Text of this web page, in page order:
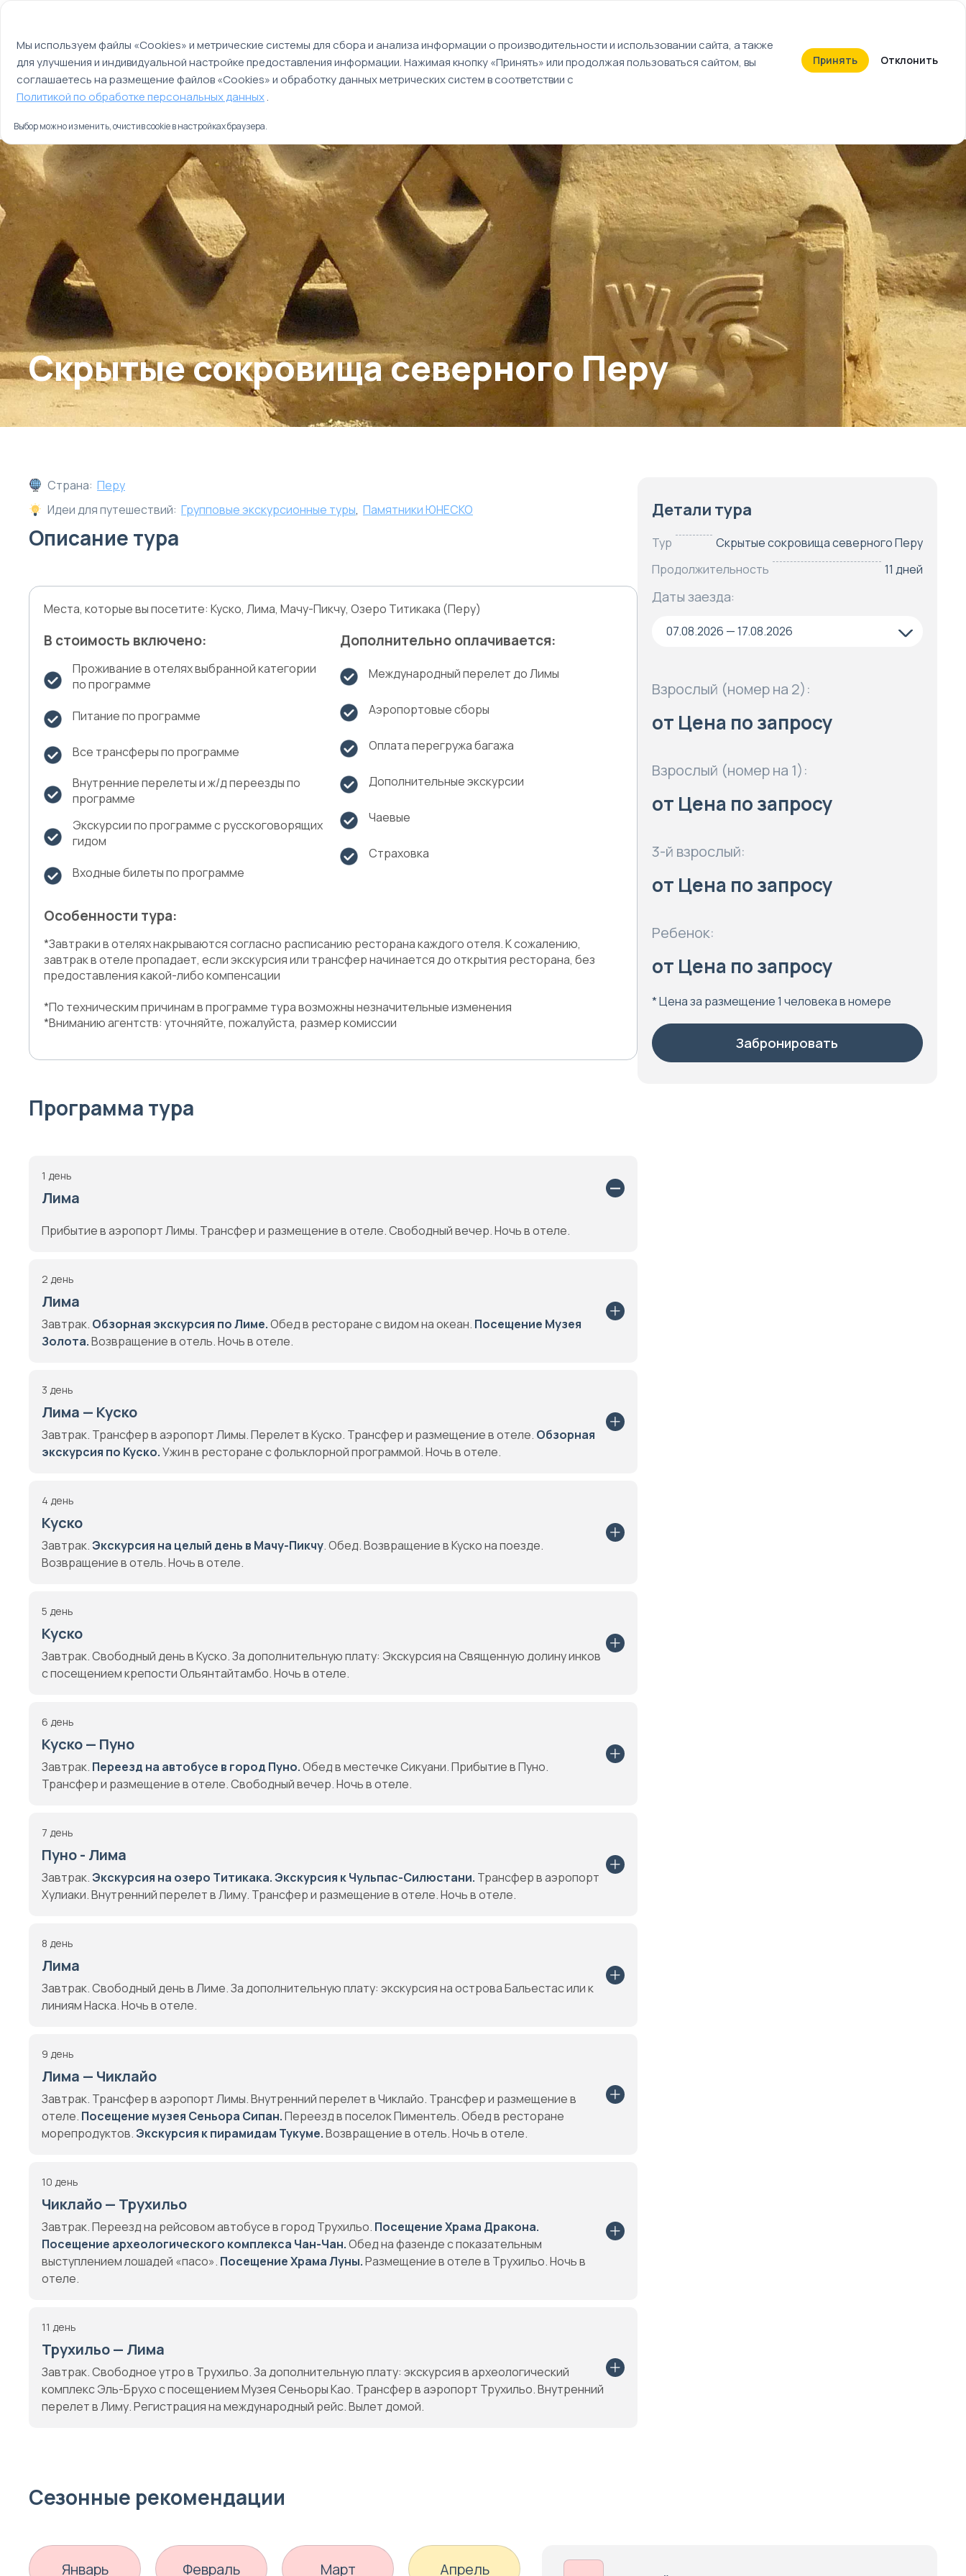
Страны Россия Туры Круизы Идеи путешествий Календарь событий Билеты
Главная
Скрытые сокровища северного Перу
Скрытые сокровища северного Перу
Страна: Перу
Идеи для путешествий: Групповые экскурсионные туры, Памятники ЮНЕСКО
Описание тура
Места, которые вы посетите: Куско, Лима, Мачу-Пикчу, Озеро Титикака (Перу)
В стоимость включено:
Проживание в отелях выбранной категории
по программе
Питание по программе
Все трансферы по программе
Внутренние перелеты и ж/д переезды по
программе
Экскурсии по программе с русскоговорящих
гидом
Входные билеты по программе
Дополнительно оплачивается:
Международный перелет до Лимы
Аэропортовые сборы
Оплата перегружа багажа
Дополнительные экскурсии
Чаевые
Страховка
Особенности тура:
*Завтраки в отелях накрываются согласно расписанию ресторана каждого отеля. К сожалению,
завтрак в отеле пропадает, если экскурсия или трансфер начинается до открытия ресторана, без
предоставления какой-либо компенсации
*По техническим причинам в программе тура возможны незначительные изменения
*Вниманию агентств: уточняйте, пожалуйста, размер комиссии
Программа тура
1 день
Лима
Прибытие в аэропорт Лимы. Трансфер и pазмещение в отеле. Свободный вечер. Ночь в отеле.
2 день
Лима
Завтрак. Обзорная экскурсия по Лиме.Обед в ресторане с видом на океан. Посещение Музея
Золота.Возвращение в отель. Ночь в отеле.
3 день
Лима — Куско
Завтрак. Трансфер в аэропорт Лимы. Перелет в Куско. Трансфер и размещение в отеле. Обзорная
экскурсия по Куско.Ужин в ресторане с фольклорной программой. Ночь в отеле.
4 день
Куско
Завтрак.Экскурсия на целый день в Мачу-Пикчу. Oбед. Возвращение в Куско на поезде.
Возвращение в отель. Ночь в отеле.
5 день
Куско
Завтрак. Свободный день в Куско. За дополнительную плату: Экскурсия на Священную долину инков
с посещением крепости Ольянтайтамбо. Ночь в отеле.
6 день
Куско — Пуно
Завтрак. Переезд на автобусе в город Пуно.Обед в местечке Сикуани. Прибытие в Пуно.
Трансфер и размещение в отеле. Свободный вечер. Ночь в отеле.
7 день
Пуно - Лима
Завтрак.Экскурсия на озеро Титикака.Экскурсия к Чульпас-Силюстани. Трансфер в аэропорт
Хулиаки. Внутренний перелет в Лиму. Трансфер и размещение в отеле. Ночь в отелe.
8 день
Лима
Завтрак. Свободный день в Лимe. За дополнительную плату: экскурсия на острова Бальестас или к
линиям Наска. Ночь в отеле.
9 день
Лима — Чиклайо
Завтрак. Трансфер в аэропорт Лимы. Внутренний перелет в Чиклайо. Трансфер и размещение в
отеле. Посещение музея Сеньора Сипан.Переезд в поселок Пиментель. Обед в ресторане
морепродуктов.Экскурсия к пирамидам Тукуме.Возвращение в отель. Ночь в отеле.
10 день
Чиклайо — Трухильо
Завтрак. Переезд на рейсовом автобусе в город Трухильо. Посещение Храма Дракона.
Посещение археологического комплекса Чан-Чан.Обед на фазенде с показательным
выступлением лошадей «пасо». Посещение Храма Луны.Размещение в отеле в Трухильо. Ночь в
отеле.
11 день
Трухильо — Лима
Завтрак. Свободное утро в Трухильо. За дополнительную плату: экскурсия в археологический
комплекс Эль-Брухо с посещением Музея Сеньоры Као. Трансфер в аэропорт Трухильо. Внутренний
перелет в Лиму. Регистрация на международный рейс. Вылет домой.
Детали тура
Тур
Скрытые сокровища северного Перу
Продолжительность
11 дней
Даты заезда:
07.08.2026 — 17.08.2026
Взрослый (номер на 2):
от Цена по запросу
Взрослый (номер на 1):
от Цена по запросу
3-й взрослый:
от Цена по запросу
Ребенок:
от Цена по запросу
* Цена за размещение 1 человека в номере
Забронировать
Сезонные рекомендации
Январь Февраль Март Апрель
Мы используем файлы «Cookies» и метрические системы для сбора и анализа информации о производительности и использовании сайта, а также
для улучшения и индивидуальной настройке предоставления информации. Нажимая кнопку «Принять» или продолжая пользоваться сайтом, вы
соглашаетесь на размещение файлов «Cookies» и обработку данных метрических систем в соответствии с
Политикой по обработке персональных данных.
Принять Отклонить
Выбор можно изменить, очистив cookie в настройках браузера.